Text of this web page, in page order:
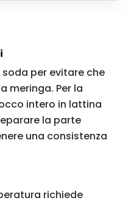
per evitare che
meringa. Per la
intero in lattina
la parte
una consistenza
richiede